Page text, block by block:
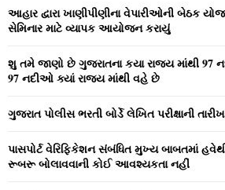
o
r
આહાર દ્વારા ખાણીપીણીના વેપારીઓની બેઠક
સેમિનાર માટે વ્યાપક આયોજન કરાયું
શુ તમે જાણો છે ગુજરાતના કયા રાજ્ય માંથી
97 નદીઓ ક્યાં રાજ્ય માંથી વહે છે
ગુજરાત પોલીસ ભરતી બોર્ડે લેખિત પરીક્ષાની
પાસપોર્ટ વેરિફિકેશન સંબંધિત મુખ્ય બાબતમાં
રૂબરૂ બોલાવવાની કોઈ આવશ્યકતા નહીં